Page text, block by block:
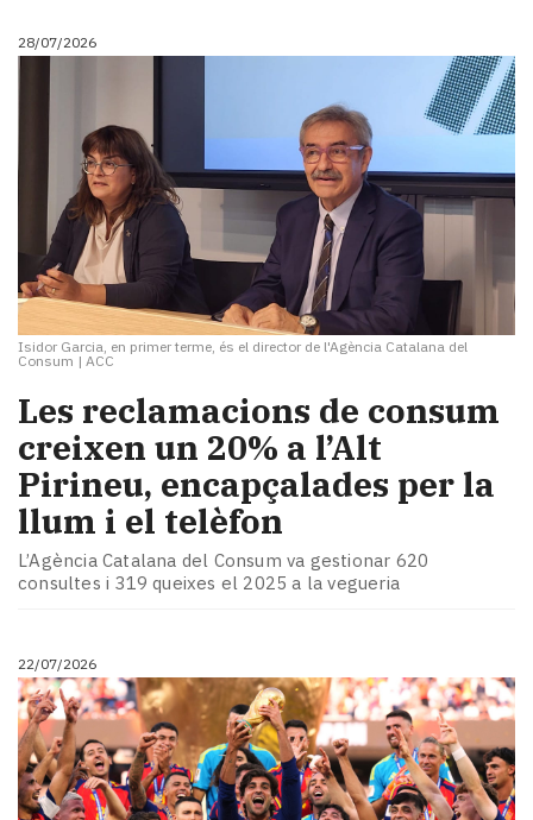
del
Pallars
patrocinat
més
llegit...
Editorial
28/07/2026
Isidor Garcia, en primer terme, és el director de l'Agència Catalana del
Consum | ACC
​Les reclamacions de consum
creixen un 20% a l’Alt
Pirineu, encapçalades per la
llum i el telèfon
L’Agència Catalana del Consum va gestionar 620
consultes i 319 queixes el 2025 a la vegueria
22/07/2026